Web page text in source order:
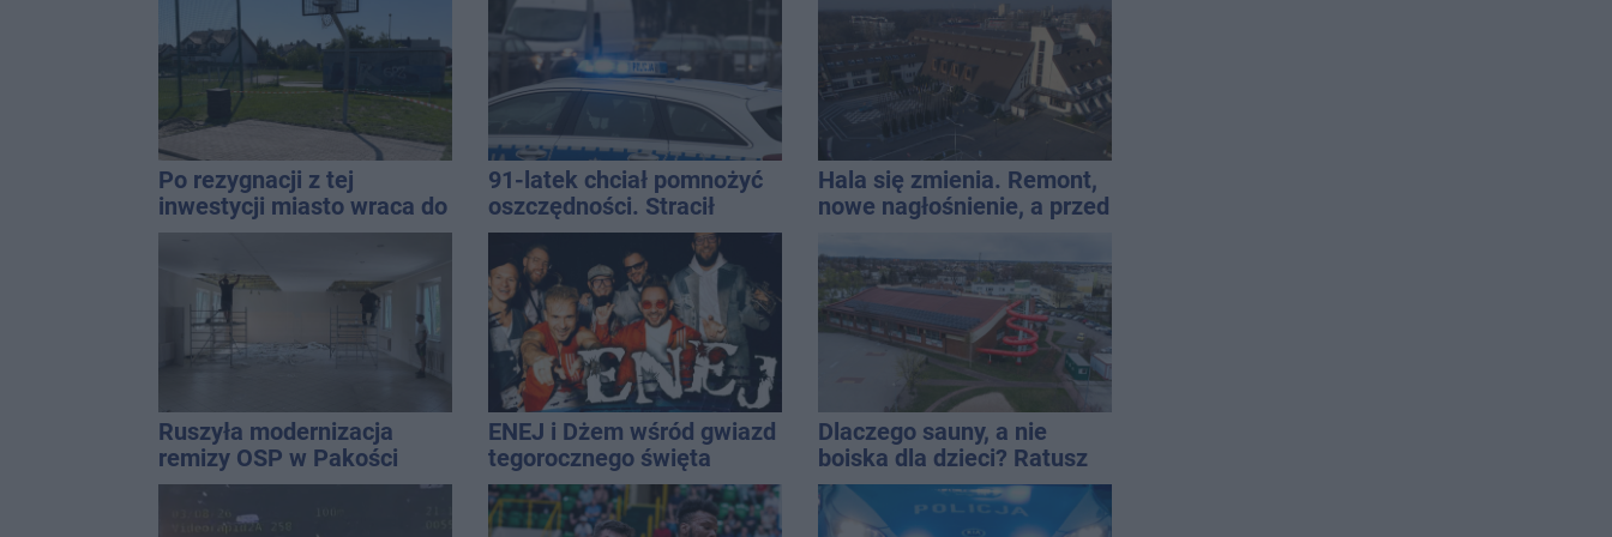
Po rezygnacji z tej
inwestycji miasto wraca do
tematu
91-latek chciał pomnożyć
oszczędności. Stracił
ponad 10 tys. zł
Hala się zmienia. Remont,
nowe nagłośnienie, a przed
QEMETICA ARENA
Ruszyła modernizacja
remizy OSP w Pakości
ENEJ i Dżem wśród gwiazd
tegorocznego święta
miasta
Dlaczego sauny, a nie
boiska dla dzieci? Ratusz
odpowiada